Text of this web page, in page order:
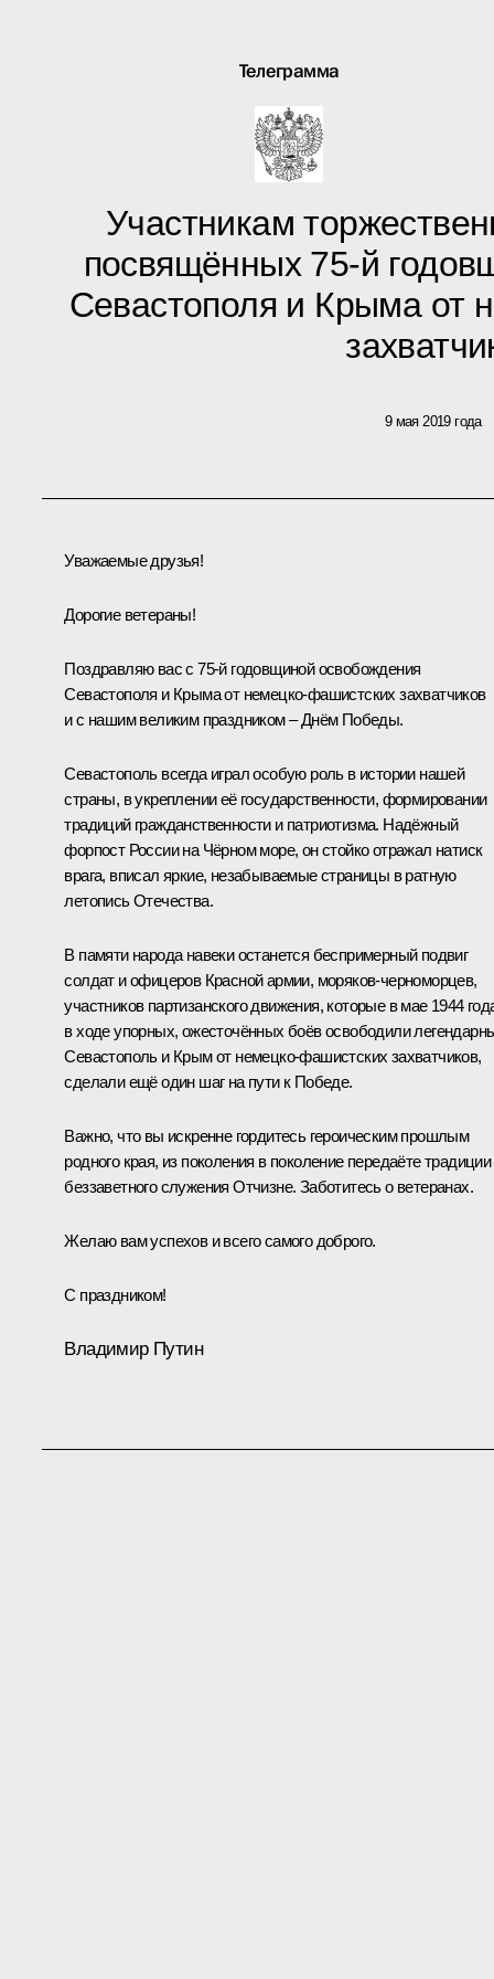
Телеграмма
Участникам
посвящённых 75-й
Севастополя и Крыма от
9 мая 2019 года
Уважаемые друзья!
Дорогие ветераны!
Поздравляю вас с 75-й годовщиной освобождения
Севастополя и Крыма от немецко-фашистских захватчиков
и с нашим великим праздником – Днём Победы.
Севастополь всегда играл особую роль в истории нашей
страны, в укреплении её государственности, формировании
традиций гражданственности и патриотизма. Надёжный
форпост России на Чёрном море, он стойко отражал натиск
врага, вписал яркие, незабываемые страницы в ратную
летопись Отечества.
В памяти народа навеки останется беспримерный подвиг
солдат и офицеров Красной армии, моряков-черноморцев,
участников партизанского движения, которые в мае 1944
в ходе упорных, ожесточённых боёв освободили
Севастополь и Крым от немецко-фашистских захватчиков,
сделали ещё один шаг на пути к Победе.
Важно, что вы искренне гордитесь героическим прошлым
родного края, из поколения в поколение передаёте традиции
беззаветного служения Отчизне. Заботитесь о ветеранах.
Желаю вам успехов и всего самого доброго.
С праздником!
Владимир Путин